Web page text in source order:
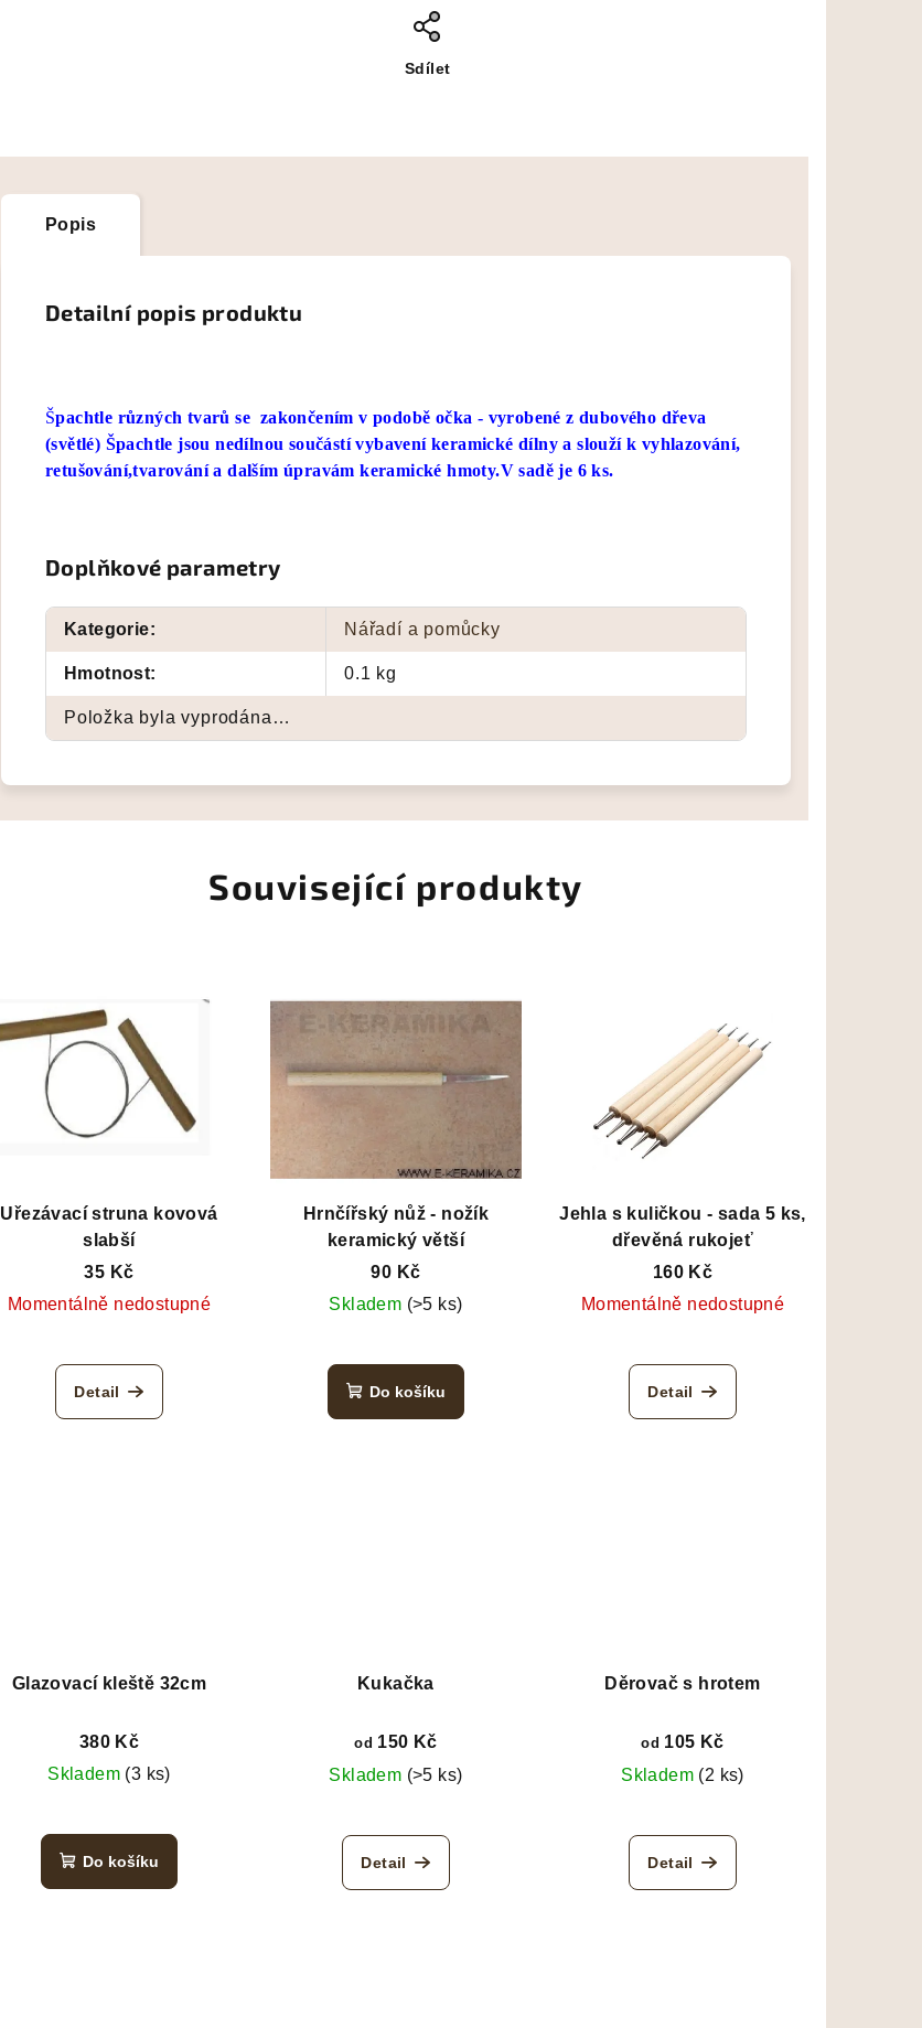
Sdílet
Popis
Detailní popis produktu
Špachtle různých tvarů se zakončením v podobě očka - vyrobené z dubového dřeva
(světlé) Špachtle jsou nedílnou součástí vybavení keramické dílny a slouží k vyhlazování,
retušování,tvarování a dalším úpravám keramické hmoty.V sadě je 6 ks.
Doplňkové parametry
Kategorie: Nářadí a pomůcky
Hmotnost: 0.1 kg
Položka byla vyprodána…
Související produkty
Uřezávací struna kovová
slabší
35 Kč
Momentálně nedostupné
Detail
Hrnčířský nůž - nožík
keramický větší
90 Kč
Skladem (>5 ks)
Do košíku
Jehla s kuličkou - sada 5 ks,
dřevěná rukojeť
160 Kč
Momentálně nedostupné
Detail
Glazovací kleště 32cm
380 Kč
Skladem (3 ks)
Do košíku
Kukačka
od 150 Kč
Skladem (>5 ks)
Detail
Děrovač s hrotem
od 105 Kč
Skladem (2 ks)
Detail